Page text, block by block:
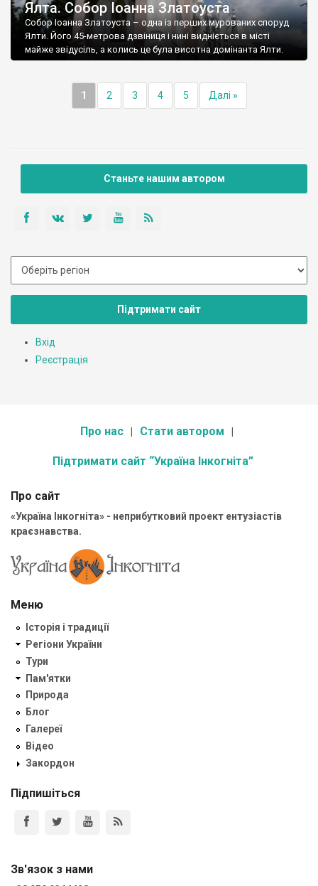
Ялта. Собор Іоанна Златоуста
Собор Іоанна Златоуста – одна із перших мурованих споруд
Ялти. Його 45-метрова дзвіниця і нині видніється в місті
майже звідусіль, а колись це була висотна домінанта Ялти.
1 2 3 4 5 Далі »
Станьте нашим автором
Підтримати сайт
Вхід
Реєстрація
Про нас Стати автором
Підтримати сайт “Україна Інкогніта”
Про сайт
«Україна Інкогніта» - неприбутковий проект ентузіастів
краєзнавства.
Меню
Історія і традиції
Регіони України
Тури
Пам'ятки
Природа
Блог
Галереї
Відео
Закордон
Підпишіться
Зв'язок з нами